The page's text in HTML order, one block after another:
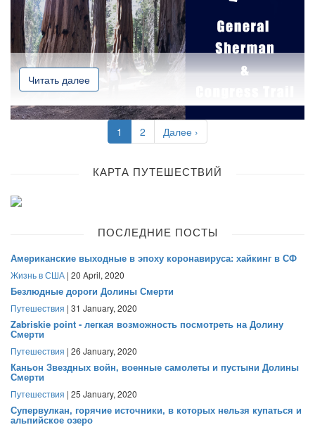
Читать далее
1 2 Далее ›
КАРТА ПУТЕШЕСТВИЙ
ПОСЛЕДНИЕ ПОСТЫ
Американские выходные в эпоху коронавируса: хайкинг в СФ
Жизнь в США | 20 April, 2020
Безлюдные дороги Долины Смерти
Путешествия | 31 January, 2020
Zabriskie point - легкая возможность посмотреть на Долину
Смерти
Путешествия | 26 January, 2020
Каньон Звездных войн, военные самолеты и пустыни Долины
Смерти
Путешествия | 25 January, 2020
Супервулкан, горячие источники, в которых нельзя купаться и
альпийское озеро